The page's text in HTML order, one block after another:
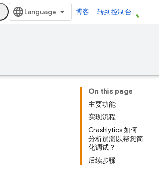
博客 转到控制台
On this page
主要功能
实现流程
Crashlytics 如何
分析崩溃以帮您简
化调试？
后续步骤